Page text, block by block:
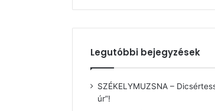
Legutóbbi bejegyzések
SZÉKELYMUZSNA –
úr”!